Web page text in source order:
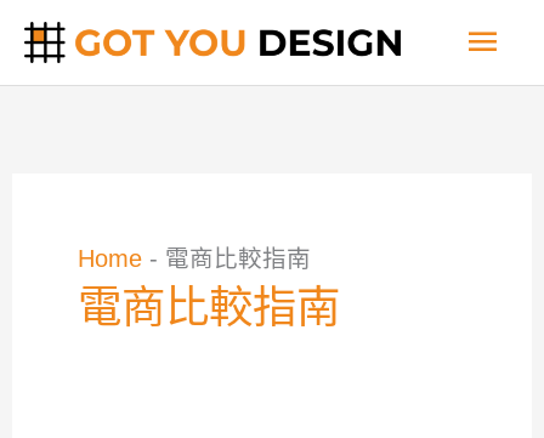
主
主
Home- 電商比較指南
電商比較指南